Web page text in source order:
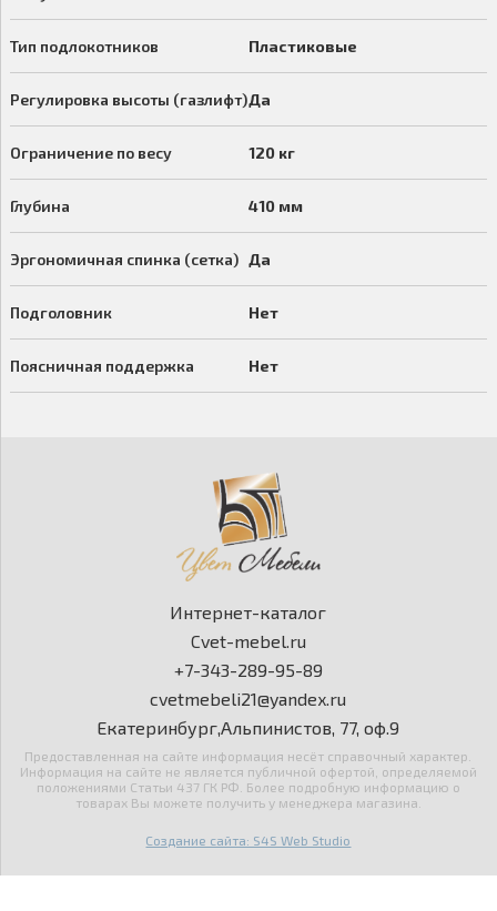
Тип подлокотников Пластиковые
Регулировка высоты (газлифт)Да
Ограничение по весу 120 кг
Глубина 410 мм
Эргономичная спинка (сетка) Да
Подголовник Нет
Поясничная поддержка Нет
Интернет-каталог
Cvet-mebel.ru
+7-343-289-95-89
cvetmebeli21@yandex.ru
Екатеринбург,Альпинистов, 77, оф.9
Предоставленная на сайте информация несёт справочный характер.
Информация на сайте не является публичной офертой, определяемой
положениями Статьи 437 ГК РФ. Более подробную информацию о
товарах Вы можете получить у менеджера магазина.
Создание сайта: S4S Web Studio